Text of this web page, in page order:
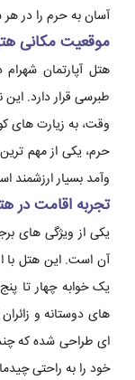
آسان به حرم را در
موقعیت مکانی
هتل آپارتمان
طبرسی قرار دارد.
وقت، به زیارت های
حرم، یکی از مهم
وآمد بسیار ارزشمند
تجربه اقامت در
یکی از ویژگی های
آن است. این هتل با
یک خوابه چهار تا
های دوستانه و
ای طراحی شده که چند
خود را به راحتی